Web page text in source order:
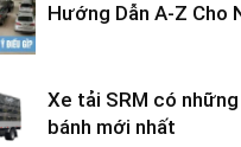
Hướng Dẫn A-Z Cho
Xe tải SRM có những
bánh mới nhất